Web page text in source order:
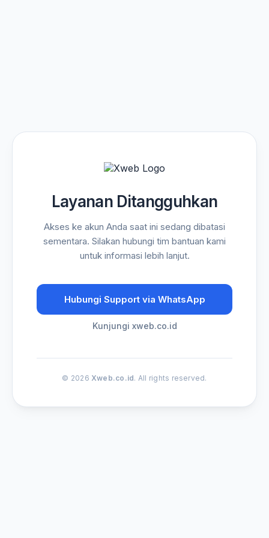
Layanan Ditangguhkan
Akses ke akun Anda saat ini sedang dibatasi
sementara. Silakan hubungi tim bantuan kami
untuk informasi lebih lanjut.
Hubungi Support via WhatsApp
Kunjungi xweb.co.id
© 2026 Xweb.co.id. All rights reserved.